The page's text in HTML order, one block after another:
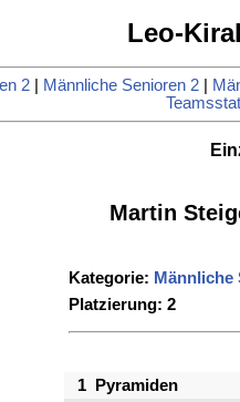
Leo-
2| Männliche Senioren 2|
Martin
Kategorie: Männliche
Platzierung: 2
1
Pyramiden